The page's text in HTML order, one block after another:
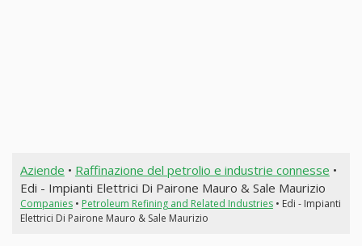
Aziende • Raffinazione del petrolio e industrie connesse •
Edi - Impianti Elettrici Di Pairone Mauro & Sale Maurizio
Companies• Petroleum Refining and Related Industries• Edi - Impianti
Elettrici Di Pairone Mauro & Sale Maurizio